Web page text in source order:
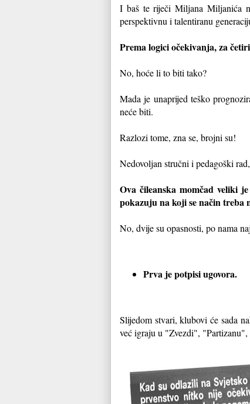
I baš te riječi Miljana Miljanića
perspektivnu i talentiranu
Prema logici očekivanja, za
No, hoće li to biti tako?
Mada je unaprijed teško
neće biti.
Razlozi tome, zna se, brojni su!
Nedovoljan stručni i pedagoški
Ova čileanska momčad veliki
pokazuju na koji se način treba
No, dvije su opasnosti, po nama
Prva je potpisi ugovora.
Slijedom stvari, klubovi će sada
već igraju u "Zvezdi",